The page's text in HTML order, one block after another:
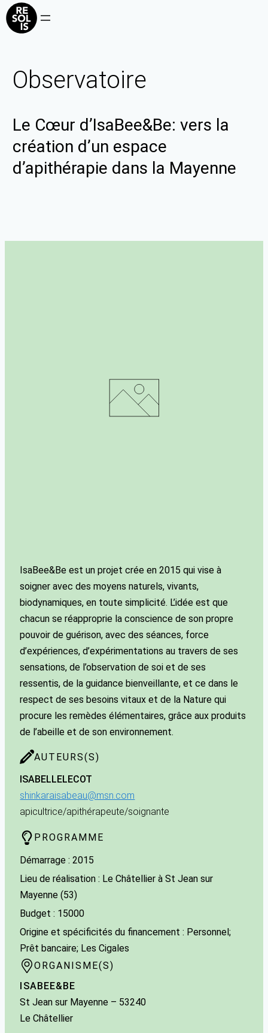
Observatoire
Le Cœur d’IsaBee&Be: vers la
création d’un espace
d’apithérapie dans la Mayenne
IsaBee&Be est un projet crée en 2015 qui vise à
soigner avec des moyens naturels, vivants,
biodynamiques, en toute simplicité. L’idée est que
chacun se réapproprie la conscience de son propre
pouvoir de guérison, avec des séances, force
d’expériences, d’expérimentations au travers de ses
sensations, de l’observation de soi et de ses
ressentis, de la guidance bienveillante, et ce dans le
respect de ses besoins vitaux et de la Nature qui
procure les remèdes élémentaires, grâce aux produits
de l’abeille et de son environnement.
AUTEURS(S)
ISABELLELECOT
shinkaraisabeau@msn.com
apicultrice/apithérapeute/soignante
PROGRAMME
Démarrage : 2015
Lieu de réalisation : Le Châtellier à St Jean sur
Mayenne (53)
Budget : 15000
Origine et spécificités du financement : Personnel;
Prêt bancaire; Les Cigales
ORGANISME(S)
ISABEE&BE
St Jean sur Mayenne – 53240
Le Châtellier